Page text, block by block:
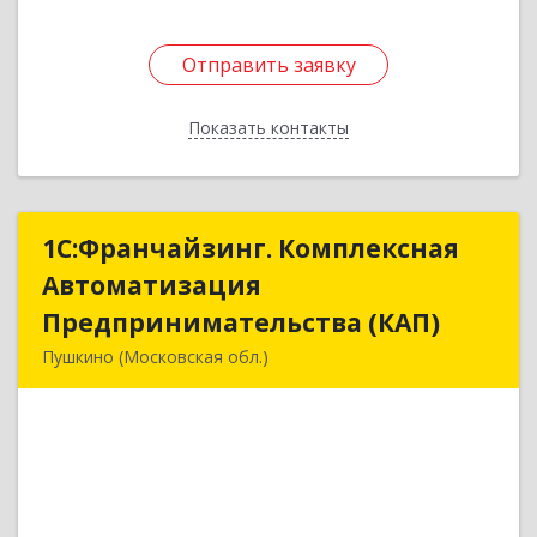
Отправить заявку
Показать контакты
Отправить заявку
Назад
1С:Франчайзинг. Комплексная
Автоматизация
Предпринимательства (КАП)
Пушкино (Московская обл.)
1С:Франчайзинг. Комплексная
Предпринимательства (КАП)